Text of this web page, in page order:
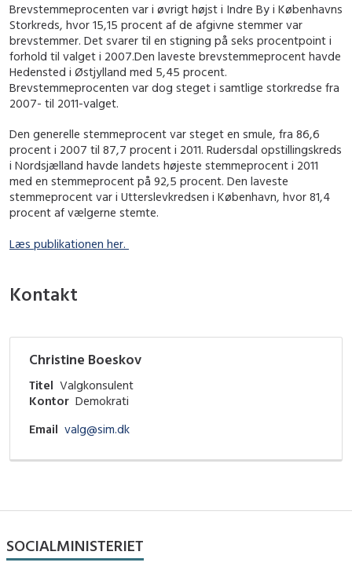
Brevstemmeprocenten var i øvrigt højst i Indre By i Københavns
Storkreds, hvor 15,15 procent af de afgivne stemmer var
brevstemmer. Det svarer til en stigning på seks procentpoint i
forhold til valget i 2007.Den laveste brevstemmeprocent havde
Hedensted i Østjylland med 5,45 procent.
Brevstemmeprocenten var dog steget i samtlige storkredse fra
2007- til 2011-valget.
Den generelle stemmeprocent var steget en smule, fra 86,6
procent i 2007 til 87,7 procent i 2011. Rudersdal opstillingskreds
i Nordsjælland havde landets højeste stemmeprocent i 2011
med en stemmeprocent på 92,5 procent. Den laveste
stemmeprocent var i Utterslevkredsen i København, hvor 81,4
procent af vælgerne stemte.
Læs publikationen her.
Kontakt
Christine Boeskov
Titel Valgkonsulent
Kontor Demokrati
Email valg@sim.dk
SOCIALMINISTERIET